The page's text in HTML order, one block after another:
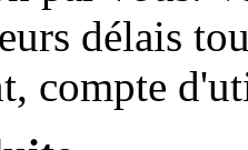
délais
compte